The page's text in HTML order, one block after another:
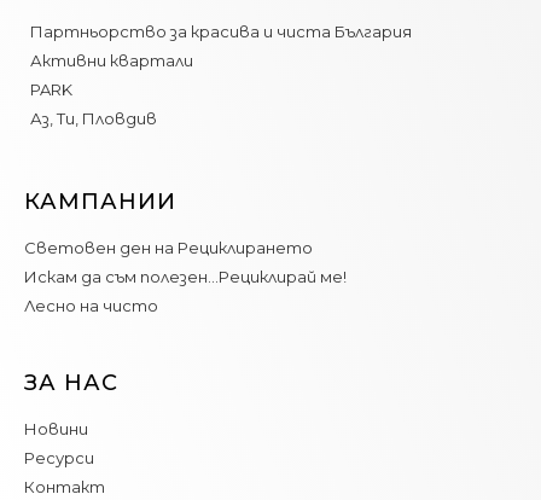
Партньорство за красива и чиста България
Активни квартали
PARK
Аз, Ти, Пловдив
КАМПАНИИ
Световен ден на Рециклирането
Искам да съм полезен…Рециклирай ме!
Лесно на чисто
ЗА НАС
Новини
Ресурси
Контакт